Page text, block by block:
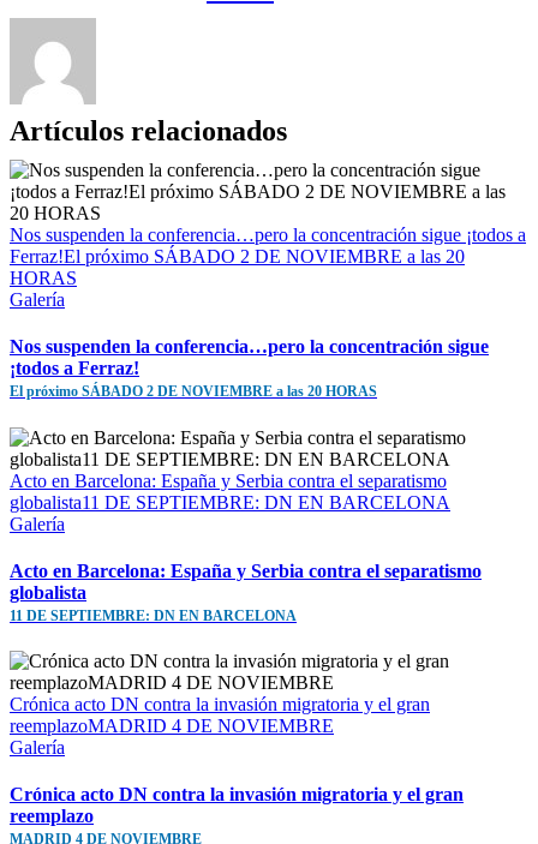
Artículos relacionados
Nos suspenden la conferencia…pero la concentración sigue ¡todos a
Ferraz!El próximo SÁBADO 2 DE NOVIEMBRE a las 20
HORAS
Galería
Nos suspenden la conferencia…pero la concentración sigue
¡todos a Ferraz!
El próximo SÁBADO 2 DE NOVIEMBRE a las 20 HORAS
Acto en Barcelona: España y Serbia contra el separatismo
globalista11 DE SEPTIEMBRE: DN EN BARCELONA
Galería
Acto en Barcelona: España y Serbia contra el separatismo
globalista
11 DE SEPTIEMBRE: DN EN BARCELONA
Crónica acto DN contra la invasión migratoria y el gran
reemplazoMADRID 4 DE NOVIEMBRE
Galería
Crónica acto DN contra la invasión migratoria y el gran
reemplazo
MADRID 4 DE NOVIEMBRE